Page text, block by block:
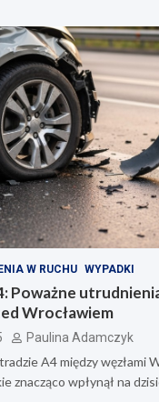
W RUCHU WYPADKI
Poważne
Wrocławiem
Paulina Adamczyk
A4 między węzłami
znacząco wpłynął na